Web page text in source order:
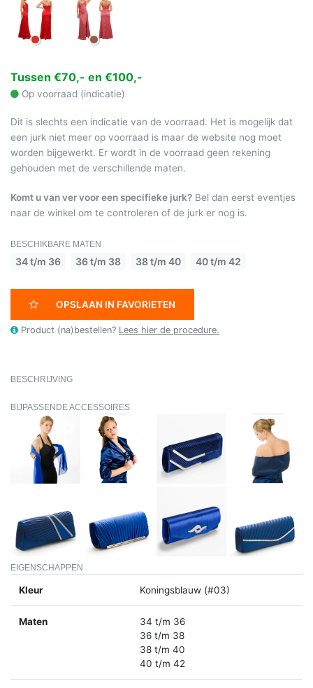
Tussen €70,- en €100,-
Op voorraad (indicatie)
Dit is slechts een indicatie van de voorraad. Het is mogelijk dat
een jurk niet meer op voorraad is maar de website nog moet
worden bijgewerkt. Er wordt in de voorraad geen rekening
gehouden met de verschillende maten.
Komt u van ver voor een specifieke jurk? Bel dan eerst eventjes
naar de winkel om te controleren of de jurk er nog is.
BESCHIKBARE MATEN
34 t/m 36 36 t/m 38 38 t/m 40 40 t/m 42
OPSLAAN IN FAVORIETEN
Product (na)bestellen? Lees hier de procedure.
BESCHRIJVING
BIJPASSENDE ACCESSOIRES
EIGENSCHAPPEN
Kleur Koningsblauw (#03)
Maten
34 t/m 36
36 t/m 38
38 t/m 40
40 t/m 42